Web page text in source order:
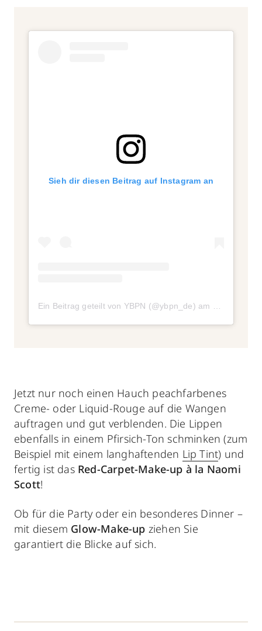
Sieh dir diesen Beitrag auf Instagram an
Ein Beitrag geteilt von YBPN (@ybpn_de) am
Jetzt nur noch einen Hauch peachfarbenes
Creme- oder Liquid-Rouge auf die Wangen
auftragen und gut verblenden. Die Lippen
ebenfalls in einem Pfirsich-Ton schminken (zum
Beispiel mit einem langhaftenden Lip Tint) und
fertig ist das Red-Carpet-Make-up à la Naomi
Scott!
Ob für die Party oder ein besonderes Dinner –
mit diesem Glow-Make-up ziehen Sie
garantiert die Blicke auf sich.